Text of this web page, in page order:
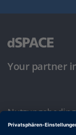
Your partner